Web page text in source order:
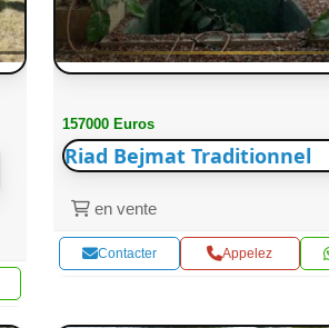
157000 Euros
Riad Bejmat Traditionnel
en vente
Contacter Appelez